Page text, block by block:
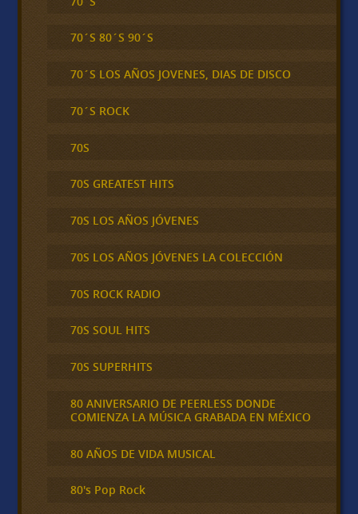
70´S 80´S 90´S
70´S LOS AÑOS JOVENES, DIAS DE DISCO
70´S ROCK
70S
70S GREATEST HITS
70S LOS AÑOS JÓVENES
70S LOS AÑOS JÓVENES LA COLECCIÓN
70S ROCK RADIO
70S SOUL HITS
70S SUPERHITS
80 ANIVERSARIO DE PEERLESS DONDE
COMIENZA LA MÚSICA GRABADA EN MÉXICO
80 AÑOS DE VIDA MUSICAL
80's Pop Rock